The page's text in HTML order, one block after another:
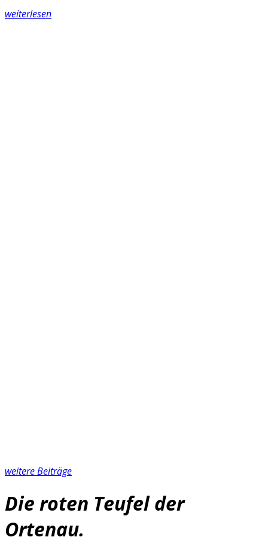
weiterlesen
weitere Beiträge
Die roten Teufel der
Ortenau.